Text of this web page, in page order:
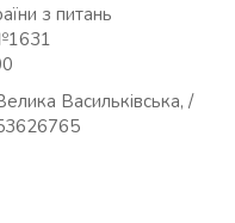
з питань
Васильківська, /